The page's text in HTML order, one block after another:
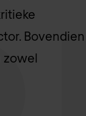
Bovendien
zowel